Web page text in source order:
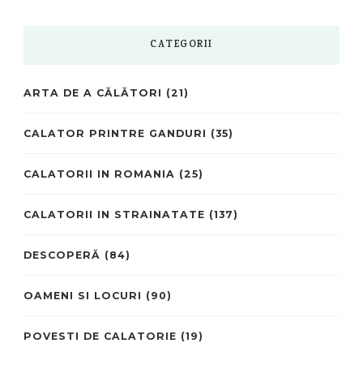
CATEGORII
ARTA DE A CĂLĂTORI (21)
CALATOR PRINTRE GANDURI (35)
CALATORII IN ROMANIA (25)
CALATORII IN STRAINATATE (137)
DESCOPERĂ (84)
OAMENI SI LOCURI (90)
POVESTI DE CALATORIE (19)